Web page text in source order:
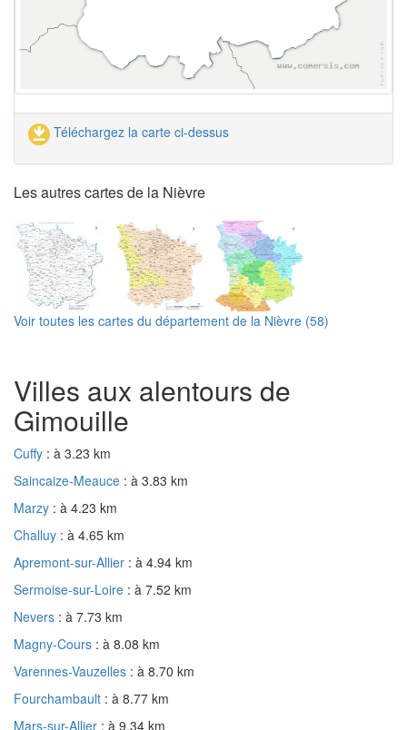
Téléchargez la carte ci-dessus
Les autres cartes de la Nièvre
Voir toutes les cartes du département de la Nièvre (58)
Villes aux alentours de
Gimouille
Cuffy : à 3.23 km
Saincaize-Meauce : à 3.83 km
Marzy : à 4.23 km
Challuy : à 4.65 km
Apremont-sur-Allier : à 4.94 km
Sermoise-sur-Loire : à 7.52 km
Nevers : à 7.73 km
Magny-Cours : à 8.08 km
Varennes-Vauzelles : à 8.70 km
Fourchambault : à 8.77 km
Mars-sur-Allier : à 9.34 km